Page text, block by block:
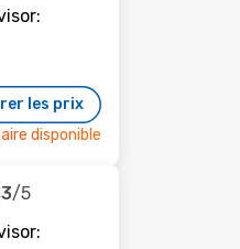
les prix
disponible
/5